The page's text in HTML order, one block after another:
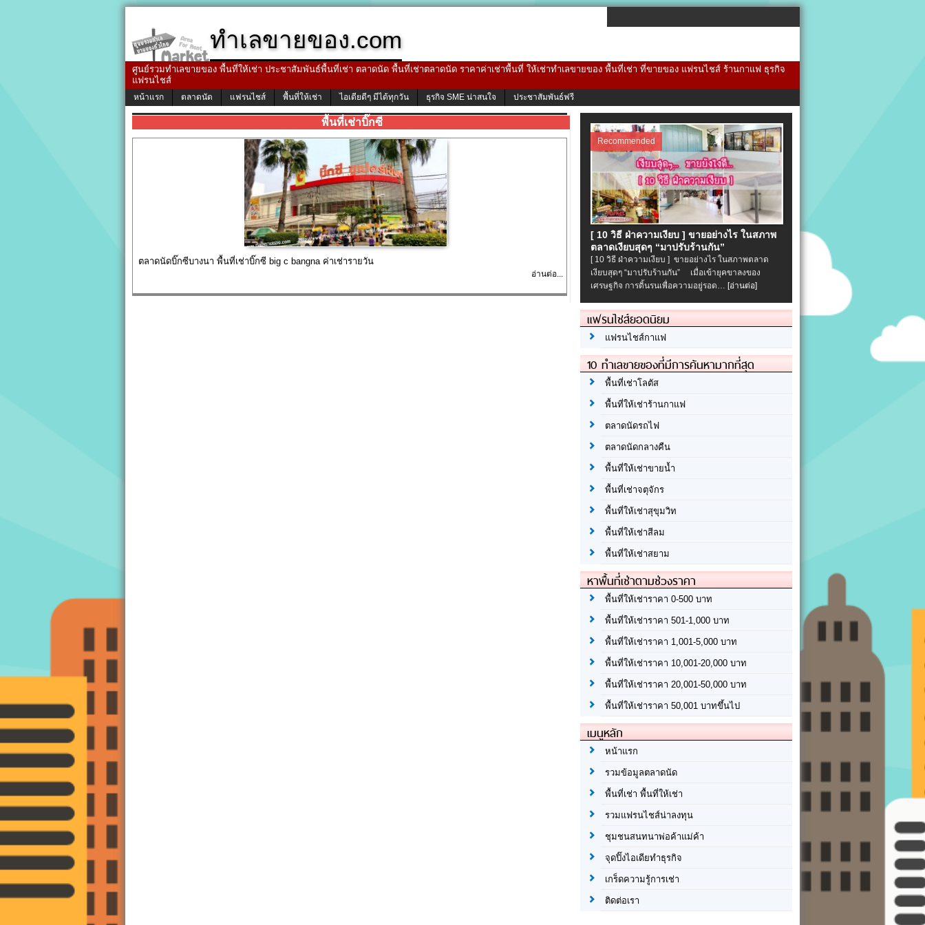
ทำเลขายของ.com
ศูนย์รวมทำเลขายของ พื้นที่ให้เช่า ประชาสัมพันธ์พื้นที่เช่า ตลาดนัด พื้นที่เช่าตลาดนัด ราคาค่าเช่าพื้นที่ ให้เช่าทำเลขายของ พื้นที่เช่า ที่ขายของ แฟรนไชส์ ร้านกาแฟ ธุรกิจ
แฟรนไชส์
หน้าแรก ตลาดนัด แฟรนไชส์ พื้นที่ให้เช่า ไอเดียดีๆ มีได้ทุกวัน ธุรกิจ SME น่าสนใจ ประชาสัมพันธ์ฟรี
พื้นที่เช่าบิ๊กซี
ตลาดนัดบิ๊กซีบางนา พื้นที่เช่าบิ๊กซี big c bangna ค่าเช่ารายวัน
อ่านต่อ...
Recommended
[ 10 วิธี ฝ่าความเงียบ ] ขายอย่างไร ในสภาพ
ตลาดเงียบสุดๆ “มาปรับร้านกัน”
[ 10 วิธี ฝ่าความเงียบ ] ขายอย่างไร ในสภาพตลาด
เงียบสุดๆ “มาปรับร้านกัน” เมื่อเข้ายุคขาลงของ
เศรษฐกิจ การดิ้นรนเพื่อความอยู่รอด… [อ่านต่อ]
แฟรนไชส์ยอดนิยม
แฟรนไชส์กาแฟ
10 ทำเลขายของที่มีการค้นหามากที่สุด
พื้นที่เช่าโลตัส
พื้นที่ให้เช่าร้านกาแฟ
ตลาดนัดรถไฟ
ตลาดนัดกลางคืน
พื้นที่ให้เช่าขายน้ำ
พื้นที่เช่าจตุจักร
พื้นที่ให้เช่าสุขุมวิท
พื้นที่ให้เช่าสีลม
พื้นที่ให้เช่าสยาม
หาพื้นที่เช่าตามช่วงราคา
พื้นที่ให้เช่าราคา 0-500 บาท
พื้นที่ให้เช่าราคา 501-1,000 บาท
พื้นที่ให้เช่าราคา 1,001-5,000 บาท
พื้นที่ให้เช่าราคา 10,001-20,000 บาท
พื้นที่ให้เช่าราคา 20,001-50,000 บาท
พื้นที่ให้เช่าราคา 50,001 บาทขึ้นไป
เมนูหลัก
หน้าแรก
รวมข้อมูลตลาดนัด
พื้นที่เช่า พื้นที่ให้เช่า
รวมแฟรนไชส์น่าลงทุน
ชุมชนสนทนาพ่อค้าแม่ค้า
จุดปิ๊งไอเดียทำธุรกิจ
เกร็ดความรู้การเช่า
ติดต่อเรา